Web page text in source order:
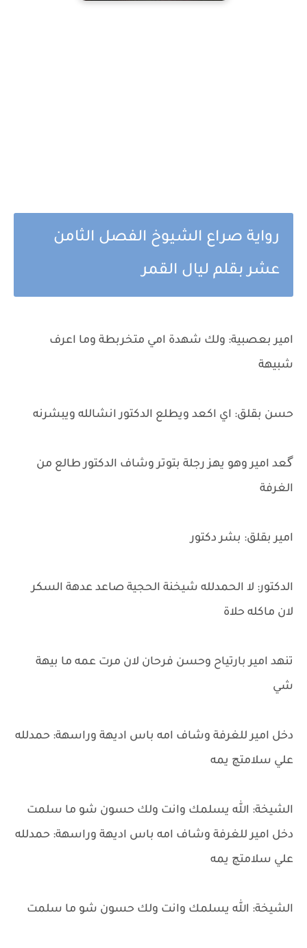
رواية صراع الشيوخ الفصل الثامن
عشر بقلم ليال القمر
امير بعصبية: ولك شهدة امي متخربطة وما اعرف
شبيهة
حسن بقلق: اي اكعد ويطلع الدكتور انشالله ويبشرنه
گعد امير وهو يهز رجلة بتوتر وشاف الدكتور طالع من
الغرفة
امير بقلق: بشر دكتور
الدكتور: لا الحمدلله شيخنة الحجية صاعد عدهة السكر
لان ماكله حلاة
تنهد امير بارتياح وحسن فرحان لان مرت عمه ما بيهة
شي
دخل امير للغرفة وشاف امه باس اديهة وراسهة: حمدلله
علي سلامتچ يمه
الشيخة: الله يسلمك وانت ولك حسون شو ما سلمت
دخل امير للغرفة وشاف امه باس اديهة وراسهة: حمدلله
علي سلامتچ يمه
الشيخة: الله يسلمك وانت ولك حسون شو ما سلمت